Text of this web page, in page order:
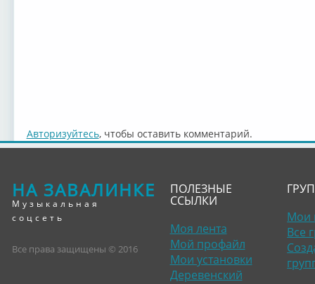
Авторизуйтесь, чтобы оставить комментарий.
НА ЗАВАЛИНКЕ
Музыкальная
соцсеть
Все права защищены © 2016
ПОЛЕЗНЫЕ
ССЫЛКИ
Моя лента
Мой профайл
Мои установки
Деревенский
Мои
Все